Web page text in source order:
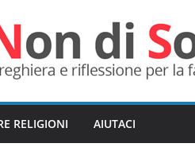
RELIGIONI AIUTACI